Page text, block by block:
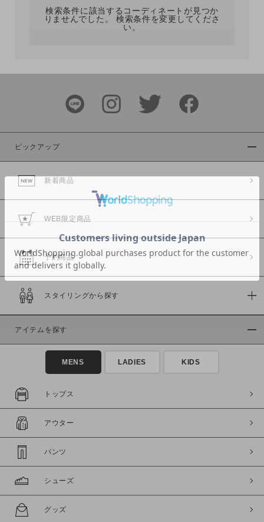
カラー
価格
～
商品タイプ
通常商品 予約商品
在庫
在庫あり 在庫なし含む
検索条件に該当するコーディネートが見つか
りませんでした。 検索条件を変更してくださ
い。
ピックアップ
新着商品
WEB限定商品
予約商品
スタイリングから探す
アイテムを探す
MENS LADIES KIDS
トップス
アウター
パンツ
シューズ
グッズ